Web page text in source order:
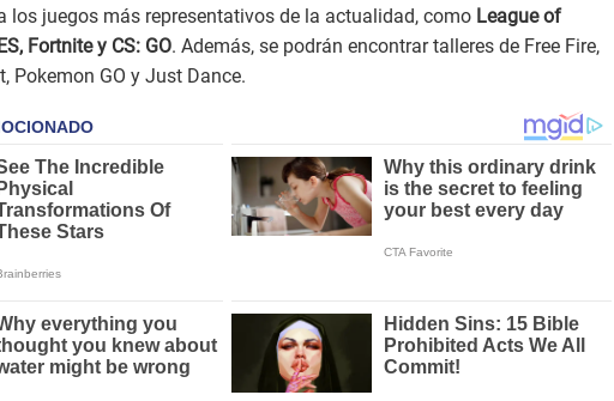
los juegos más representativos de la actualidad, como League of
Fortnite y CS: GO. Además, se podrán encontrar talleres de Free Fire,
Pokemon GO y Just Dance.